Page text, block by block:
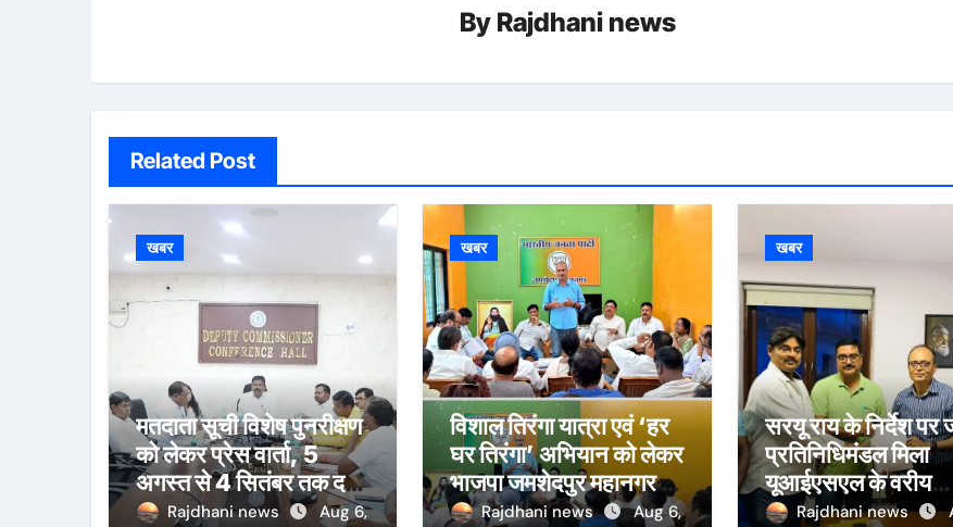
By Rajdhani news
Related Post
खबर
मतदाता सूची विशेष पुनरीक्षण
को लेकर प्रेस वार्ता, 5
अगस्त से 4 सितंबर तक दर्ज
होंगे दावा-आपत्ति
Rajdhani news Aug 6,
खबर
विशाल तिरंगा यात्रा एवं ‘हर
घर तिरंगा’ अभियान को लेकर
भाजपा जमशेदपुर महानगर की
तैयारियां हुई तेज, 9 अगस्त
Rajdhani news Aug 6,
खबर
सरयू राय के निर्देश पर
प्रतिनिधिमंडल मिला
यूआईएसएल के वरीय
महाप्रबंधक से, ज्ञापन
Rajdhani news